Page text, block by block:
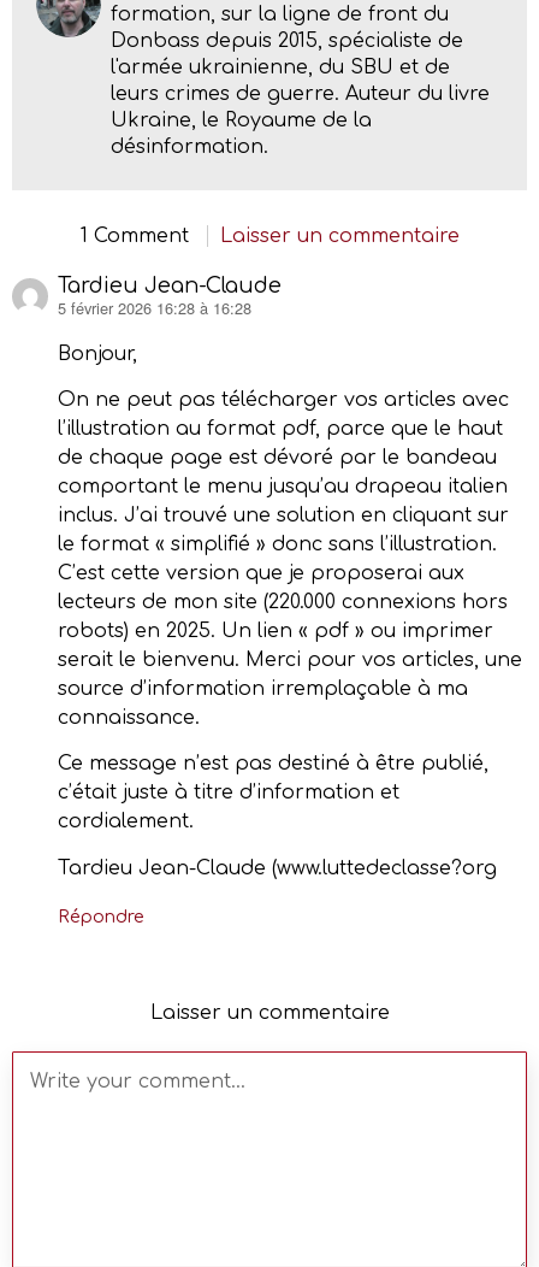
formation, sur la ligne de front du
Donbass depuis 2015, spécialiste de
l'armée ukrainienne, du SBU et de
leurs crimes de guerre. Auteur du livre
Ukraine, le Royaume de la
désinformation.
1 Comment Laisser un commentaire
Tardieu Jean-Claude
dit :
5 février 2026 16:28 à 16:28
Bonjour,
On ne peut pas télécharger vos articles avec
l’illustration au format pdf, parce que le haut
de chaque page est dévoré par le bandeau
comportant le menu jusqu’au drapeau italien
inclus. J’ai trouvé une solution en cliquant sur
le format « simplifié » donc sans l’illustration.
C’est cette version que je proposerai aux
lecteurs de mon site (220.000 connexions hors
robots) en 2025. Un lien « pdf » ou imprimer
serait le bienvenu. Merci pour vos articles, une
source d’information irremplaçable à ma
connaissance.
Ce message n’est pas destiné à être publié,
c’était juste à titre d’information et
cordialement.
Tardieu Jean-Claude (www.luttedeclasse?org
Répondre
Laisser un commentaire